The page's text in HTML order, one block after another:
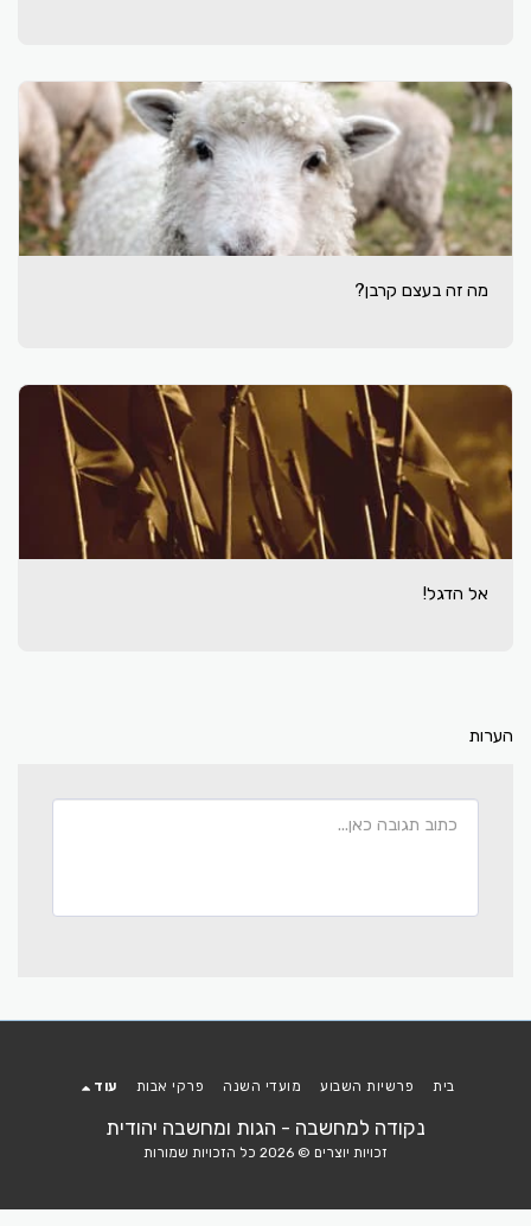
מה זה בעצם קרבן?
אל הדגל!
הערות
נקודה למחשבה - הגות ומחשבה יהודית
זכויות יוצרים © 2026 כל הזכויות שמורות
בית פרשיות השבוע מועדי השנה פרקי אבות עוד